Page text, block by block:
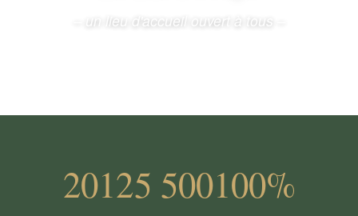
– un lieu d'accueil ouvert à tous –
20125 500100%